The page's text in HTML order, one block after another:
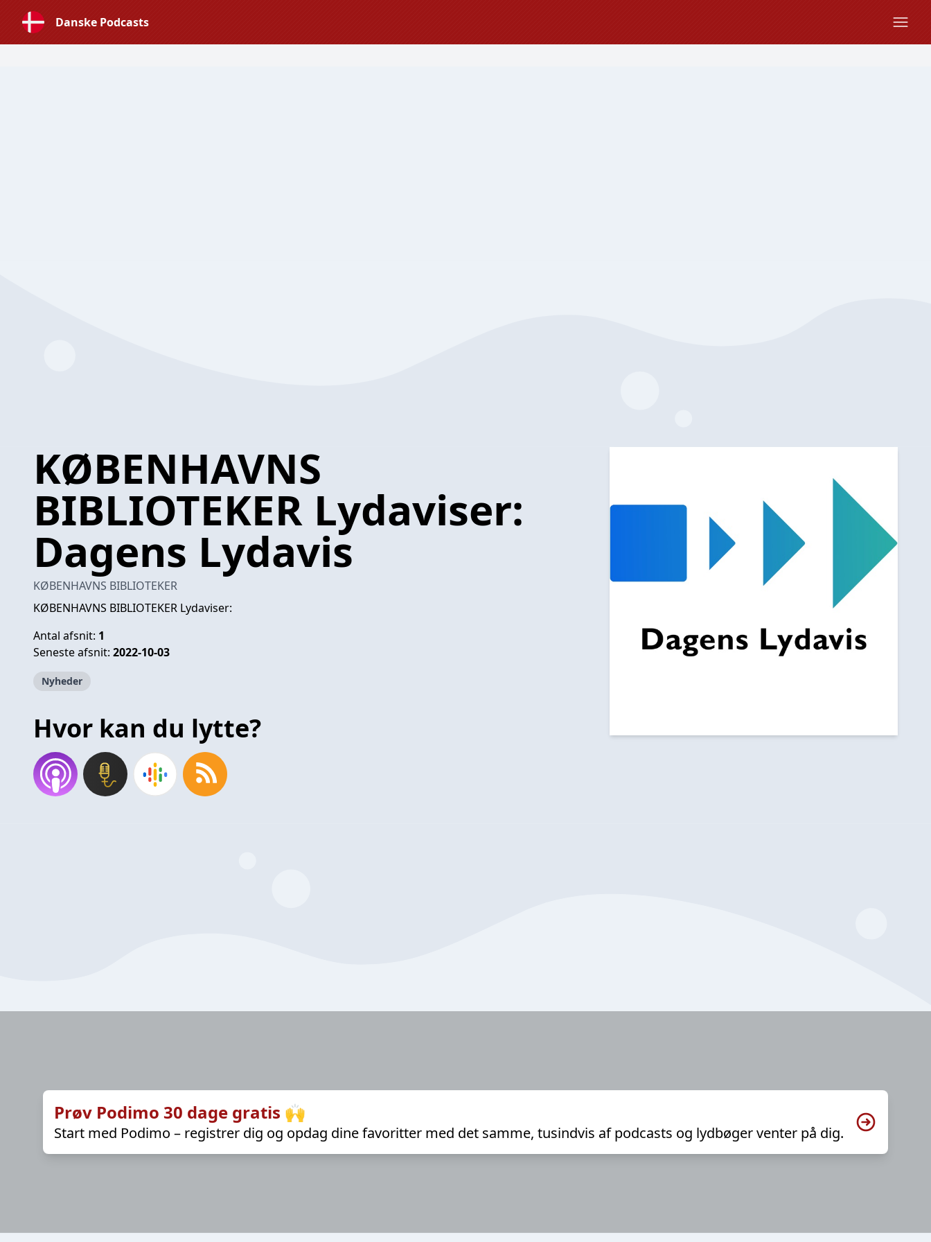
Danske Podcasts
KØBENHAVNS
BIBLIOTEKER Lydaviser:
Dagens Lydavis
KØBENHAVNS BIBLIOTEKER
KØBENHAVNS BIBLIOTEKER Lydaviser:
Antal afsnit: 1
Seneste afsnit: 2022-10-03
Nyheder
Hvor kan du lytte?
Prøv Podimo 30 dage gratis 🙌
Start med Podimo – registrer dig og opdag dine favoritter med det samme, tusindvis af podcasts og lydbøger venter på dig.